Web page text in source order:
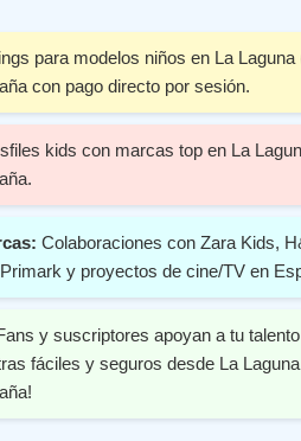
para modelos niños en La Laguna
con pago directo por sesión.
kids con marcas top en La
Colaboraciones con Zara Kids,
y proyectos de cine/TV en
y suscriptores apoyan a tu talento
fáciles y seguros desde La